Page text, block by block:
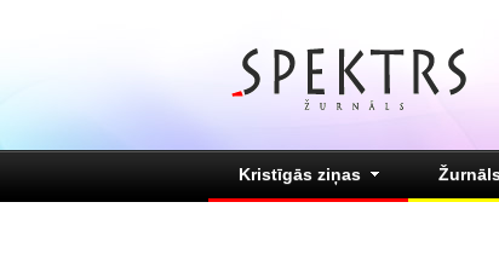
Kristīgās ziņas